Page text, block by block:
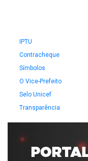
IPTU
Contracheque
Símbolos
O Vice-Prefeito
Selo Unicef
Transparência